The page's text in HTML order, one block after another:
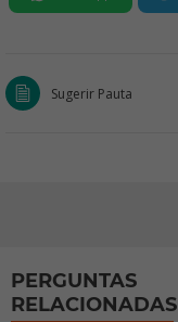
Sugerir Pauta
PERGUNTAS
RELACIONADAS